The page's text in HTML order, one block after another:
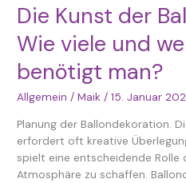
Die Kunst der
Wie viele und
benötigt man?
Allgemein /Maik/15. Januar
Planung der Ballondekoration.
erfordert oft kreative
spielt eine entscheidende Rolle
Atmosphäre zu schaffen.
der
Ballondekoration:
Wie
und
welche
benötigt
man?